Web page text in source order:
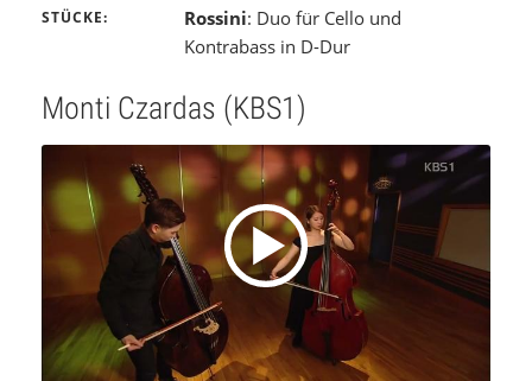
STÜCKE Rossini: Duo für Cello und
Kontrabass in D-Dur
Monti Czardas (KBS1)